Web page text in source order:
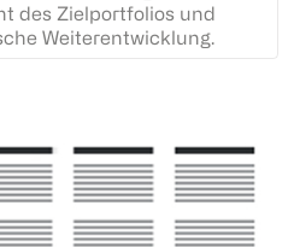
des Zielportfolios und
Weiterentwicklung.